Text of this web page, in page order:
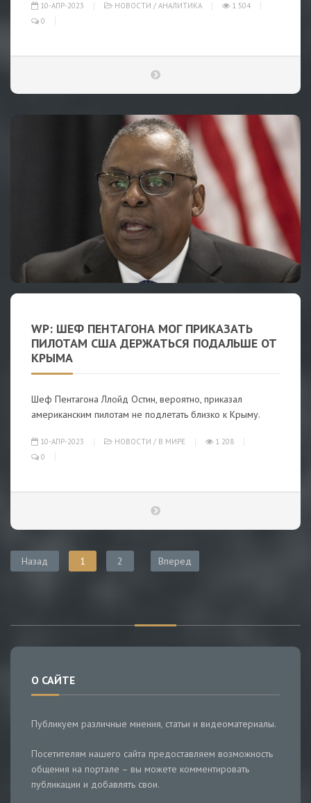
10-АПР-2023 НОВОСТИ / АНАЛИТИКА
1 504
0
WP: ШЕФ ПЕНТАГОНА МОГ ПРИКАЗАТЬ
ПИЛОТАМ США ДЕРЖАТЬСЯ ПОДАЛЬШЕ ОТ
КРЫМА
Шеф Пентагона Ллойд Остин, вероятно, приказал
американским пилотам не подлетать близко к Крыму.
10-АПР-2023 НОВОСТИ / В МИРЕ
1 208
0
Назад 1 2 Вперед
О САЙТЕ
Публикуем различные мнения, статьи и видеоматериалы.
Посетителям нашего сайта предоставляем возможность
общения на портале – вы можете комментировать
публикации и добавлять свои.